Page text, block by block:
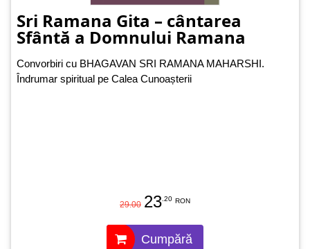
Sri Ramana Gita – cântarea
Sfântă a Domnului Ramana
Convorbiri cu BHAGAVAN SRI RAMANA MAHARSHI.
Îndrumar spiritual pe Calea Cunoașterii
29.00 23 .20 RON
Cumpără